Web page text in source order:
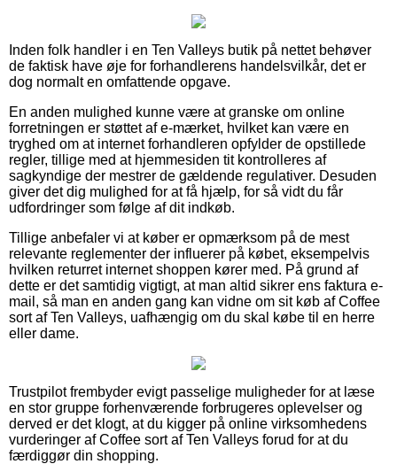
Inden folk handler i en Ten Valleys butik på nettet behøver
de faktisk have øje for forhandlerens handelsvilkår, det er
dog normalt en omfattende opgave.
En anden mulighed kunne være at granske om online
forretningen er støttet af e-mærket, hvilket kan være en
tryghed om at internet forhandleren opfylder de opstillede
regler, tillige med at hjemmesiden tit kontrolleres af
sagkyndige der mestrer de gældende regulativer. Desuden
giver det dig mulighed for at få hjælp, for så vidt du får
udfordringer som følge af dit indkøb.
Tillige anbefaler vi at køber er opmærksom på de mest
relevante reglementer der influerer på købet, eksempelvis
hvilken returret internet shoppen kører med. På grund af
dette er det samtidig vigtigt, at man altid sikrer ens faktura e-
mail, så man en anden gang kan vidne om sit køb af Coffee
sort af Ten Valleys, uafhængig om du skal købe til en herre
eller dame.
Trustpilot frembyder evigt passelige muligheder for at læse
en stor gruppe forhenværende forbrugeres oplevelser og
derved er det klogt, at du kigger på online virksomhedens
vurderinger af Coffee sort af Ten Valleys forud for at du
færdiggør din shopping.